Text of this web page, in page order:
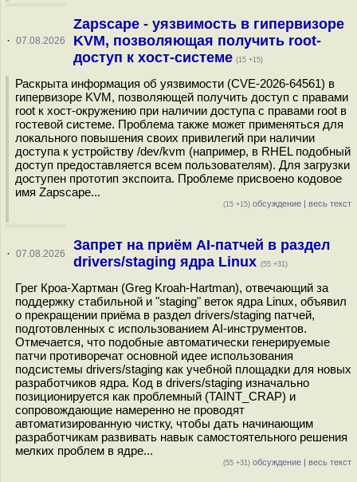
· 07.08.2026
Zapscape - уязвимость в гипервизоре
KVM, позволяющая получить root-
доступ к хост-системе (15 +15)
Раскрыта информация об уязвимости (CVE-2026-64561) в
гипервизоре KVM, позволяющей получить доступ с правами
root к хост-окружению при наличии доступа с правами root в
гостевой системе. Проблема также может применяться для
локального повышения своих привилегий при наличии
доступа к устройству /dev/kvm (например, в RHEL подобный
доступ предоставляется всем пользователям). Для загрузки
доступен прототип экспоита. Проблеме присвоено кодовое
имя Zapscape...
(15 +15) обсуждение | весь текст
· 07.08.2026
Запрет на приём AI-патчей в раздел
drivers/staging ядра Linux (55 +31)
Грег Кроа-Хартман (Greg Kroah-Hartman), отвечающий за
поддержку стабильной и "staging" веток ядра Linux, объявил
о прекращении приёма в раздел drivers/staging патчей,
подготовленных с использованием AI-инструментов.
Отмечается, что подобные автоматически генерируемые
патчи противоречат основной идее использования
подсистемы drivers/staging как учебной площадки для новых
разработчиков ядра. Код в drivers/staging изначально
позиционируется как проблемный (TAINT_CRAP) и
сопровождающие намеренно не проводят
автоматизированную чистку, чтобы дать начинающим
разработчикам развивать навык самостоятельного решения
мелких проблем в ядре...
(55 +31) обсуждение | весь текст